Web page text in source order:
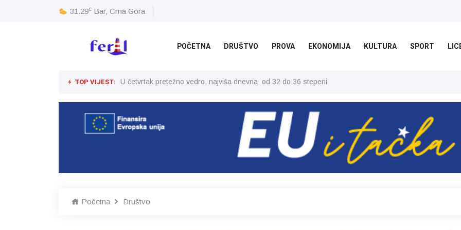
31.29c Bar, Crna Gora
POČETNA DRUŠTVO PROVA EKONOMIJA KULTURA SPORT
TOP VIJEST: U četvrtak pretežno vedro, najviša dnevna od 32 do 36 stepeni
Početna Društvo